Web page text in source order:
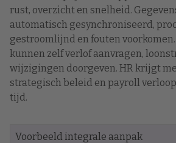
rust, overzicht en snelheid.
automatisch gesynchroniseerd,
gestroomlijnd en fouten
kunnen zelf verlof aanvragen,
wijzigingen doorgeven. HR krijgt
strategisch beleid en payroll
tijd.
Voorbeeld integrale aanpak